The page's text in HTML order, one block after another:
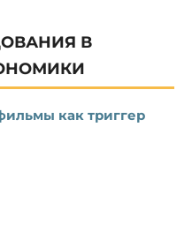
В
как триггер